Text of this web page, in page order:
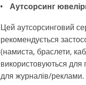
Аутсорсинг
Цей аутсорсинговий
рекомендується
(намиста, браслети,
використовуються для
для журналів/реклами.